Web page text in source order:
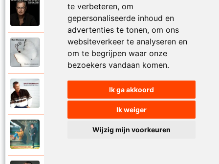
te verbeteren, om
gepersonaliseerde inhoud en
advertenties te tonen, om ons
websiteverkeer te analyseren en
om te begrijpen waar onze
bezoekers vandaan komen.
Ik ga akkoord
Ik weiger
Wijzig mijn voorkeuren
Bart Herman
Victoria
Bart Herman
Vlinder in de sneeuw
Vlinders passie stille tranen